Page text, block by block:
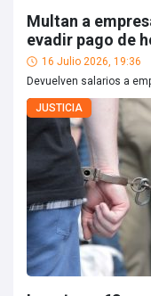
Multan a
evadir pago de
16 Julio 2026, 19:36
Devuelven salarios a
JUSTICIA